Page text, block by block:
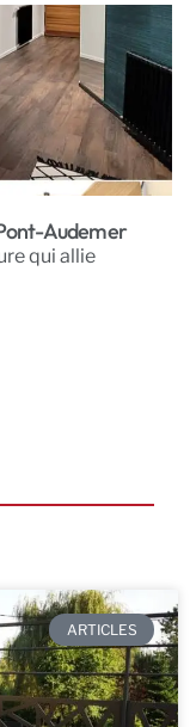
Audemer
qui allie
ARTICLES